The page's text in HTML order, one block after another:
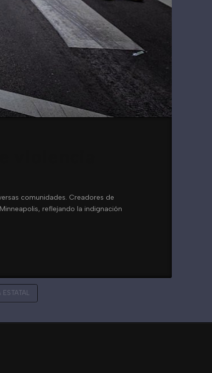
comunidades. Creadores de
reflejando la indignación
ESTATAL